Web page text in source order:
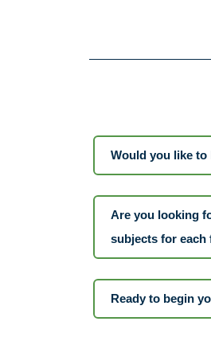
Would you like to
Are you looking
subjects for each
Ready to begin